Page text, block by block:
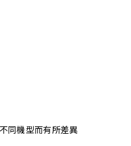
同機型而有所差異